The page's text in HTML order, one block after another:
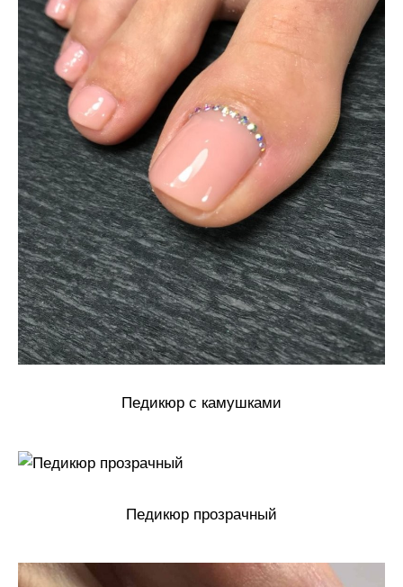
Педикюр с камушками
Педикюр прозрачный